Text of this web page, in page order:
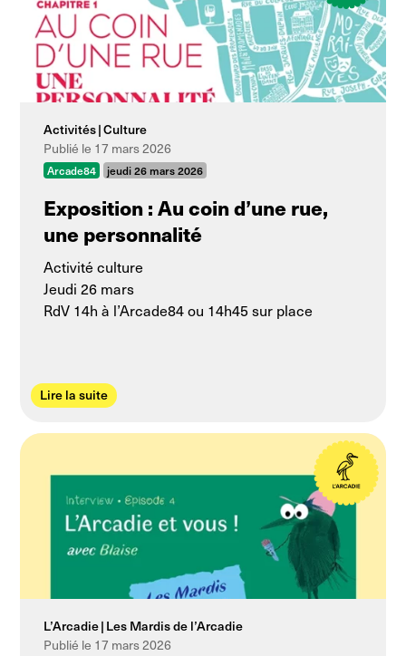
Activités Culture
Publié le 17 mars 2026
Arcade84 jeudi 26 mars 2026
Exposition : Au coin d’une rue,
une personnalité
Activité culture
Jeudi 26 mars
RdV 14h à l’Arcade84 ou 14h45 sur place
Lire la suite
L’Arcadie Les Mardis de l’Arcadie
Publié le 17 mars 2026